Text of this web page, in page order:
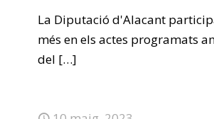
La Diputació d'Alacant
més en els actes programats
del […]